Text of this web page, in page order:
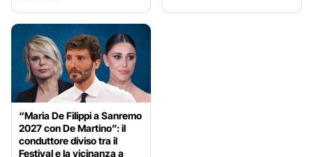
“Maria De Filippi a Sanremo
2027 con De Martino”: il
conduttore diviso tra il
Festival e la vicinanza a